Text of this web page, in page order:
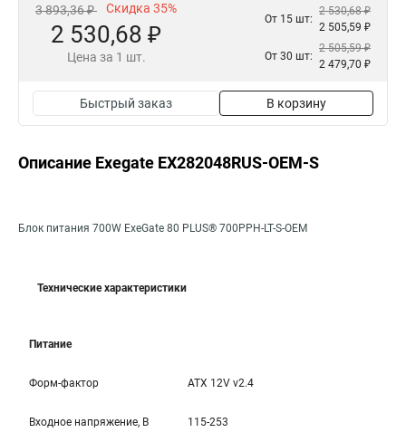
3 893,36 ₽ Скидка 35%
2 530,68 ₽
Цена за 1 шт.
От 15 шт:
2 530,68 ₽
2 505,59 ₽
От 30 шт:
2 505,59 ₽
2 479,70 ₽
Быстрый заказ В корзину
Описание Exegate EX282048RUS-OEM-S
Блок питания 700W ExeGate 80 PLUS® 700PPH-LT-S-OEM
Технические характеристики
Питание
Форм-фактор ATX 12V v2.4
Входное напряжение, В 115-253